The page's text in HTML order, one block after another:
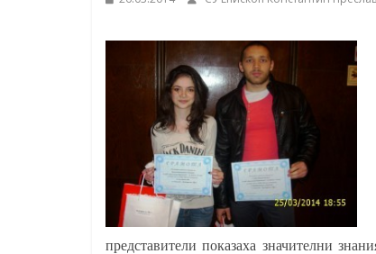
Преславски"
представители показаха значителни